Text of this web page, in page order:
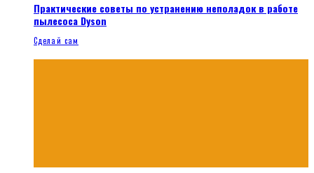
Практические советы по устранению неполадок в работе
пылесоса Dyson
Сделай сам